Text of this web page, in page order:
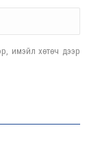
имэйл хөтөч дээр